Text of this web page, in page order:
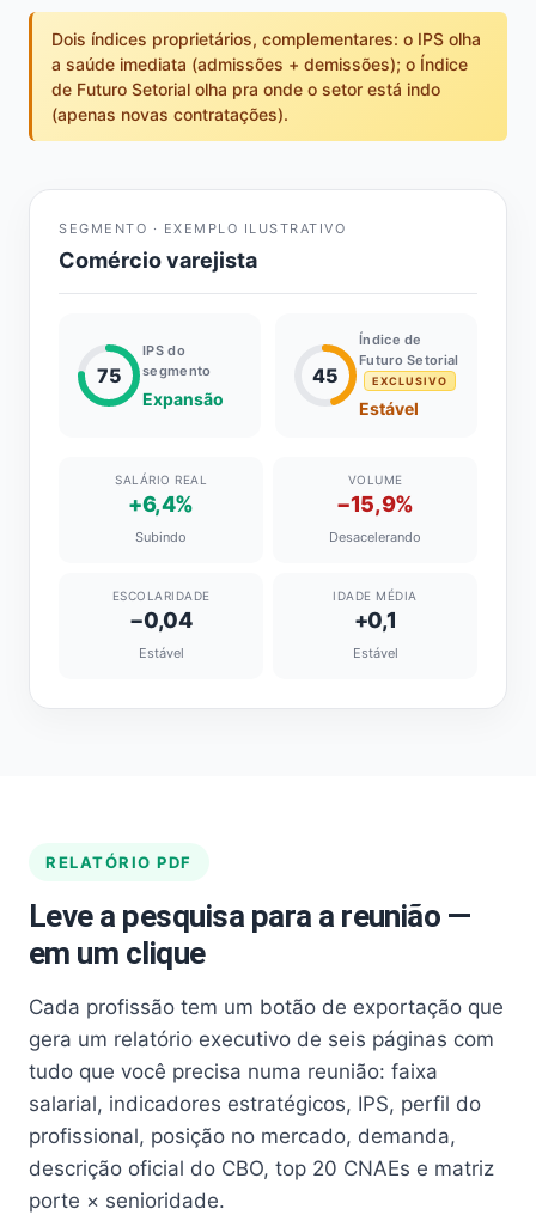
Dois índices proprietários, complementares: o IPS olha
a saúde imediata (admissões + demissões); o Índice
de Futuro Setorial olha pra onde o setor está indo
(apenas novas contratações).
SEGMENTO · EXEMPLO ILUSTRATIVO
Comércio varejista
75
IPS do
segmento
Expansão
45
Índice de
Futuro Setorial
EXCLUSIVO
Estável
SALÁRIO REAL
+6,4%
Subindo
VOLUME
−15,9%
Desacelerando
ESCOLARIDADE
−0,04
Estável
IDADE MÉDIA
+0,1
Estável
RELATÓRIO PDF
Leve a pesquisa para a reunião —
em um clique
Cada profissão tem um botão de exportação que
gera um relatório executivo de seis páginas com
tudo que você precisa numa reunião: faixa
salarial, indicadores estratégicos, IPS, perfil do
profissional, posição no mercado, demanda,
descrição oficial do CBO, top 20 CNAEs e matriz
porte × senioridade.